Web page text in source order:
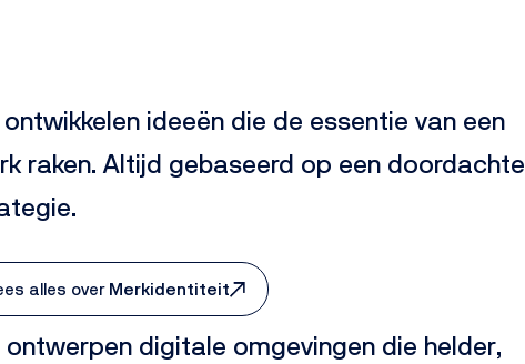
ideeën die de essentie van een
raken. Altijd gebaseerd op een doordachte
alles overMerkidentiteit
ontwerpen digitale omgevingen die helder,